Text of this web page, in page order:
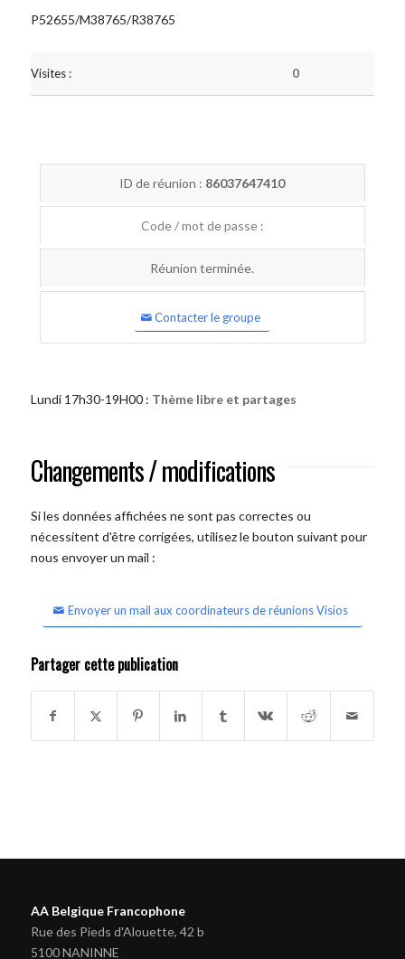
P52655/M38765/R38765
Visites : 0
ID de réunion : 86037647410
Code / mot de passe :
Réunion terminée.
Contacter le groupe
Lundi 17h30-19H00 : Thème libre et partages
Changements / modifications
Si les données affichées ne sont pas correctes ou
nécessitent d'être corrigées, utilisez le bouton suivant pour
nous envoyer un mail :
Envoyer un mail aux coordinateurs de réunions Visios
Partager cette publication
AA Belgique Francophone
Rue des Pieds d'Alouette, 42 b
5100 NANINNE